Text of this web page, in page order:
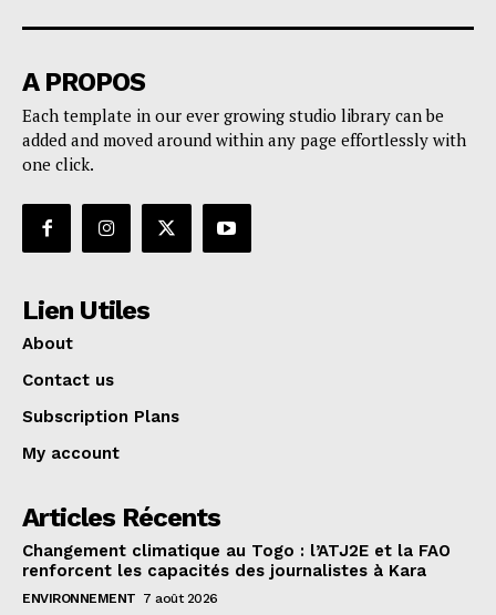
A PROPOS
Each template in our ever growing studio library can be
added and moved around within any page effortlessly with
one click.
Lien Utiles
About
Contact us
Subscription Plans
My account
Articles Récents
Changement climatique au Togo : l’ATJ2E et la FAO
renforcent les capacités des journalistes à Kara
ENVIRONNEMENT 7 août 2026